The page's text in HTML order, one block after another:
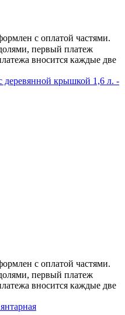
с оплатой частями.
первый платеж
вносится каждые две
деревянной крышкой 1,6 л. -
с оплатой частями.
первый платеж
вносится каждые две